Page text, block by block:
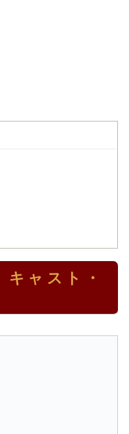
キャスト・